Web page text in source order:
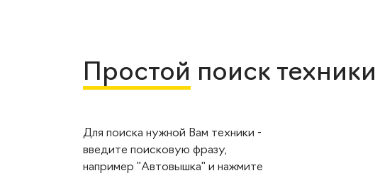
Простой поиск техники
Для поиска нужной Вам техники -
введите поисковую фразу,
например "Автовышка" и нажмите